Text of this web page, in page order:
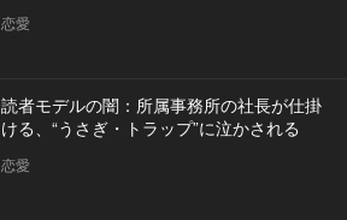
恋愛
読者モデルの闇：所属事務所の社長が仕掛
ける、“うさぎ・トラップ”に泣かされる
恋愛